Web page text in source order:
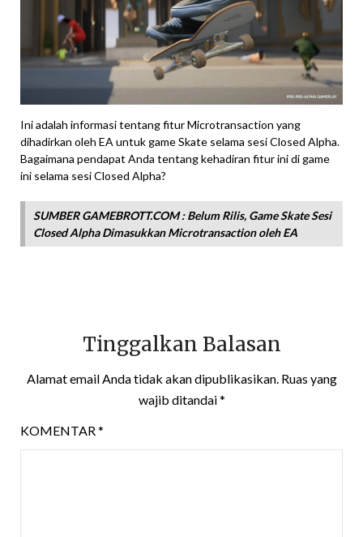
Ini adalah informasi tentang fitur Microtransaction yang
dihadirkan oleh EA untuk game Skate selama sesi Closed Alpha.
Bagaimana pendapat Anda tentang kehadiran fitur ini di game
ini selama sesi Closed Alpha?
SUMBER GAMEBROTT.COM : Belum Rilis, Game Skate Sesi
Closed Alpha Dimasukkan Microtransaction oleh EA
Tinggalkan Balasan
Alamat email Anda tidak akan dipublikasikan. Ruas yang
wajib ditandai*
KOMENTAR*